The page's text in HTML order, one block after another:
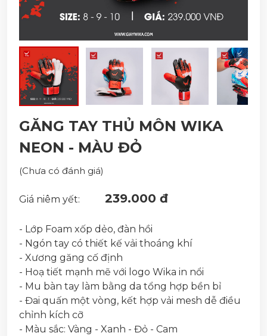
GĂNG TAY THỦ MÔN WIKA
NEON - MÀU ĐỎ
(Chưa có đánh giá)
Giá niêm yết: 239.000 đ
- Lớp Foam xốp dẻo, đàn hồi
- Ngón tay có thiết kế vải thoáng khí
- Xương găng cố định
- Hoạ tiết mạnh mẽ với logo Wika in nổi
- Mu bàn tay làm bằng da tổng hợp bền bỉ
- Đai quấn một vòng, kết hợp vải mesh dễ điều
chỉnh kích cỡ
- Màu sắc: Vàng - Xanh - Đỏ - Cam